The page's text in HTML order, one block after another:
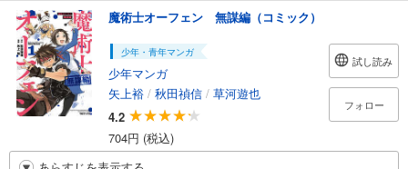
魔術士オーフェン 無謀編（コミック）
少年・青年マンガ
少年マンガ
矢上裕 / 秋田禎信 / 草河遊也
4.2
704円 (税込)
試し読み
フォロー